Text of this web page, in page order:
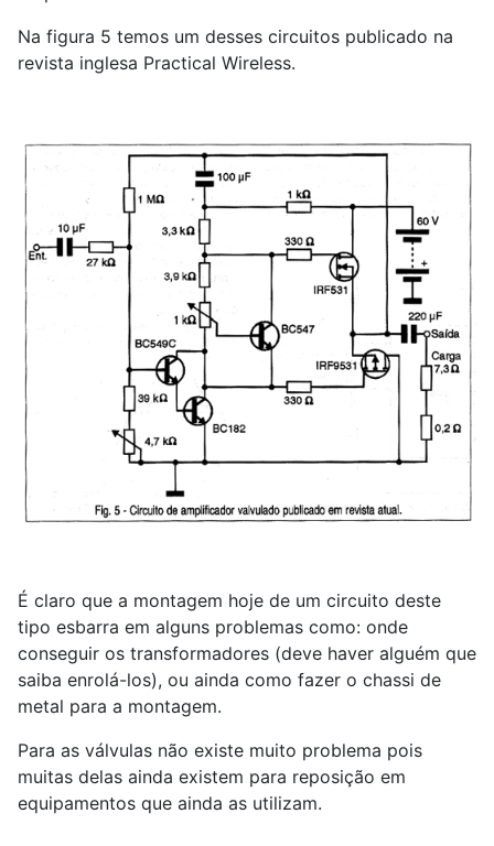
Na figura 5 temos um desses circuitos publicado na
revista inglesa Practical Wireless.
É claro que a montagem hoje de um circuito deste
tipo esbarra em alguns problemas como: onde
conseguir os transformadores (deve haver alguém que
saiba enrolá-los), ou ainda como fazer o chassi de
metal para a montagem.
Para as válvulas não existe muito problema pois
muitas delas ainda existem para reposição em
equipamentos que ainda as utilizam.